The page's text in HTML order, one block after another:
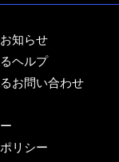
知らせ
ヘルプ
お問い合わせ
リシー